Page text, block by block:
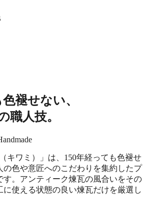
褪せない、
職人技。
キワミ）」は、150年経っても色褪せ
の色や意匠へのこだわりを集約したプ
す。アンティーク煉瓦の風合いをその
に使える状態の良い煉瓦だけを厳選し